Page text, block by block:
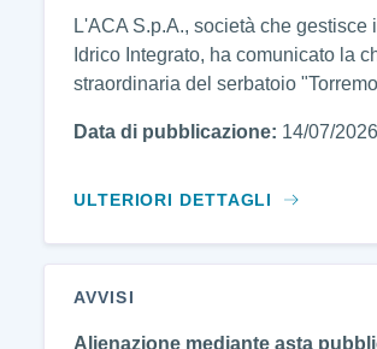
L'ACA S.p.A., società che gestisce
Idrico Integrato, ha comunicato la
straordinaria del serbatoio
Data di pubblicazione: 14/07/2026
ULTERIORI DETTAGLI
AVVISI
Alienazione mediante asta